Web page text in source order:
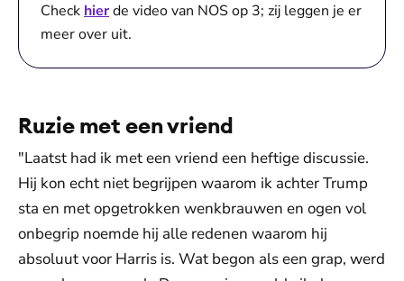
Check hierde video van NOS op 3; zij leggen je er
meer over uit.
Ruzie met een vriend
"Laatst had ik met een vriend een heftige discussie.
Hij kon echt niet begrijpen waarom ik achter Trump
sta en met opgetrokken wenkbrauwen en ogen vol
onbegrip noemde hij alle redenen waarom hij
absoluut voor Harris is. Wat begon als een grap, werd